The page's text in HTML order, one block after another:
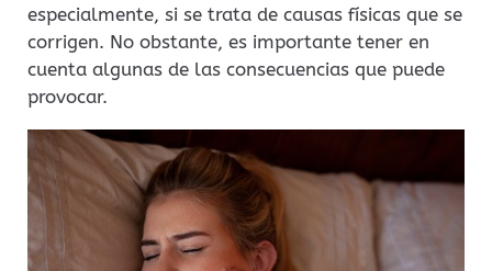
especialmente, si se trata de causas físicas que se
corrigen. No obstante, es importante tener en
cuenta algunas de las consecuencias que puede
provocar.